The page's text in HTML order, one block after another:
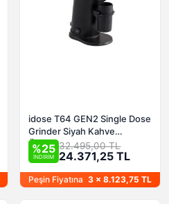
idose T64 GEN2 Single Dose
Grinder Siyah Kahve
Öğütücü RPM ayarlı
%25
İNDİRİM
32.495,00 TL
24.371,25 TL
Peşin Fiyatına 3 x 8.123,75 TL